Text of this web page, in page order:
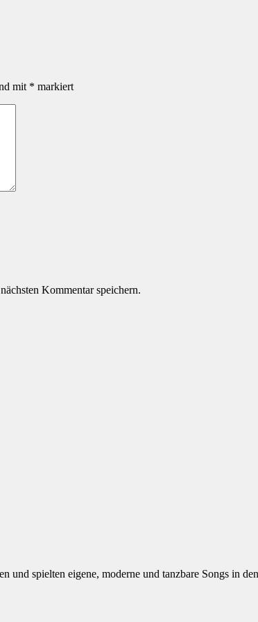
mit * markiert
Kommentar speichern.
spielten eigene, moderne und tanzbare Songs in